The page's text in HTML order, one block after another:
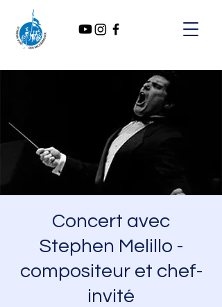
Concert avec
Stephen Melillo -
compositeur et chef-
invité